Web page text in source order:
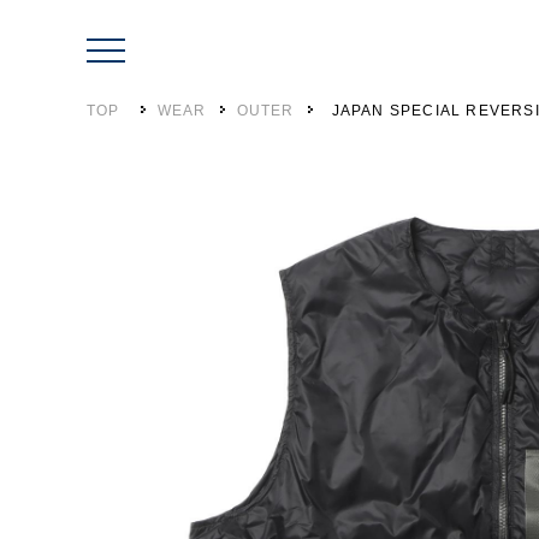
TOP WEAR OUTER JAPAN SPECIAL